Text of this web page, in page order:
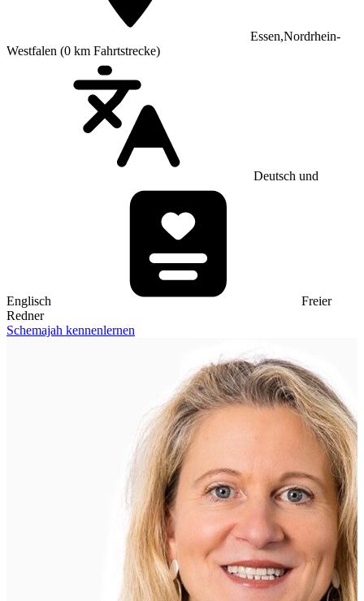
Essen,Nordrhein-
Westfalen (0 km Fahrtstrecke)
Deutsch und
Englisch
Freier
Redner
Schemajah kennenlernen